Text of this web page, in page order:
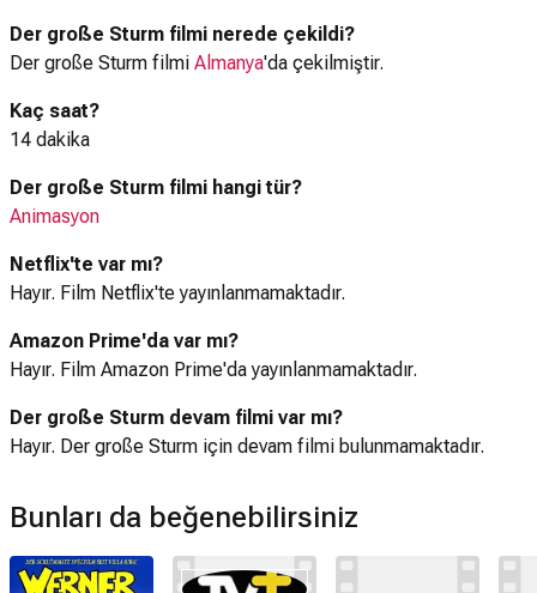
Der große Sturm filmi nerede çekildi?
Der große Sturm filmi Almanya'da çekilmiştir.
Kaç saat?
14 dakika
Der große Sturm filmi hangi tür?
Animasyon
Netflix'te var mı?
Hayır. Film Netflix'te yayınlanmamaktadır.
Amazon Prime'da var mı?
Hayır. Film Amazon Prime'da yayınlanmamaktadır.
Der große Sturm devam filmi var mı?
Hayır. Der große Sturm için devam filmi bulunmamaktadır.
Bunları da beğenebilirsiniz